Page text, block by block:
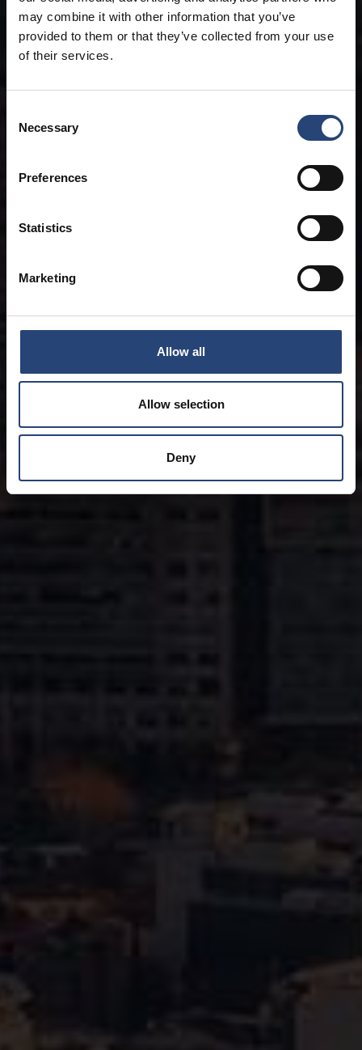
may combine it with other information that you’ve
provided to them or that they’ve collected from your use
of their services.
Selection
Necessary
Preferences
Statistics
Marketing
Allow all
Allow selection
Deny